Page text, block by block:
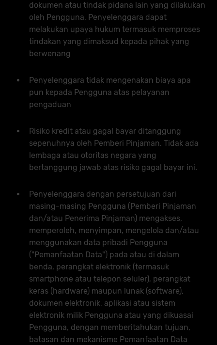
dokumen atau tindak pidana lain yang dilakukan
oleh Pengguna, Penyelenggara dapat
melakukan upaya hukum termasuk memproses
tindakan yang dimaksud kepada pihak yang
berwenang
Penyelenggara tidak mengenakan biaya apa
pun kepada Pengguna atas pelayanan
pengaduan
Risiko kredit atau gagal bayar ditanggung
sepenuhnya oleh Pemberi Pinjaman. Tidak ada
lembaga atau otoritas negara yang
bertanggung jawab atas risiko gagal bayar ini.
Penyelenggara dengan persetujuan dari
masing-masing Pengguna (Pemberi Pinjaman
dan/atau Penerima Pinjaman) mengakses,
memperoleh, menyimpan, mengelola dan/atau
menggunakan data pribadi Pengguna
("Pemanfaatan Data") pada atau di dalam
benda, perangkat elektronik (termasuk
smartphone atau telepon seluler), perangkat
keras (hardware) maupun lunak (software),
dokumen elektronik, aplikasi atau sistem
elektronik milik Pengguna atau yang dikuasai
Pengguna, dengan memberitahukan tujuan,
batasan dan mekanisme Pemanfaatan Data